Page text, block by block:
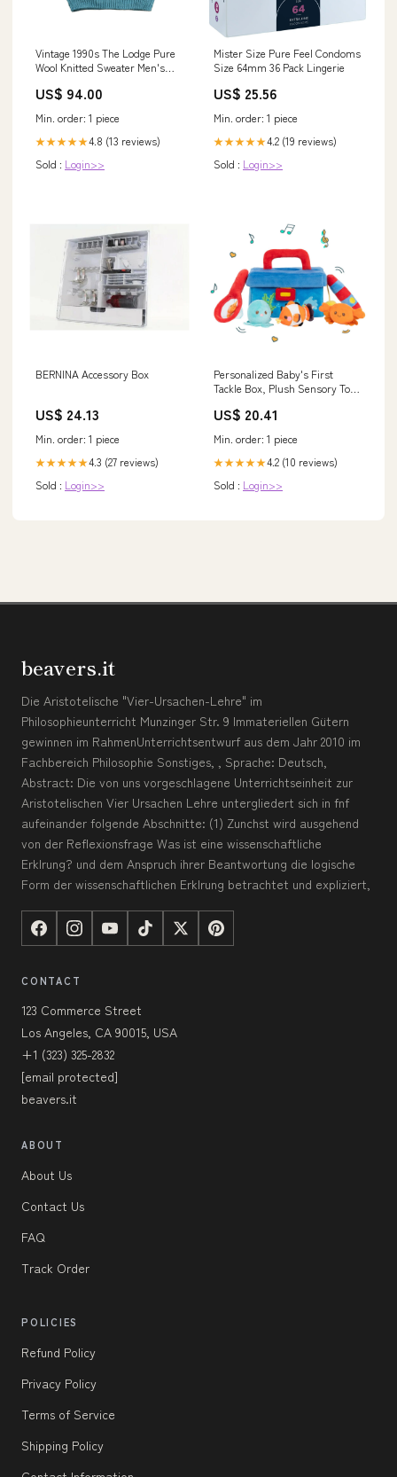
Vintage 1990s The Lodge Pure
Wool Knitted Sweater Men's
US$ 94.00
Min. order: 1 piece
★★★★★4.8 (13 reviews)
Sold : Login>>
Mister Size Pure Feel Condoms
Size 64mm 36 Pack Lingerie
US$ 25.56
Min. order: 1 piece
★★★★★4.2 (19 reviews)
Sold : Login>>
BERNINA Accessory Box
US$ 24.13
Min. order: 1 piece
★★★★★4.3 (27 reviews)
Sold : Login>>
Personalized Baby's First
Tackle Box, Plush Sensory Toy
US$ 20.41
Min. order: 1 piece
★★★★★4.2 (10 reviews)
Sold : Login>>
beavers.it
Die Aristotelische "Vier-Ursachen-Lehre" im
Philosophieunterricht Munzinger Str. 9 Immateriellen Gütern
gewinnen im RahmenUnterrichtsentwurf aus dem Jahr 2010 im
Fachbereich Philosophie Sonstiges, , Sprache: Deutsch,
Abstract: Die von uns vorgeschlagene Unterrichtseinheit zur
Aristotelischen Vier Ursachen Lehre untergliedert sich in fnf
aufeinander folgende Abschnitte: (1) Zunchst wird ausgehend
von der Reflexionsfrage Was ist eine wissenschaftliche
Erklrung? und dem Anspruch ihrer Beantwortung die logische
Form der wissenschaftlichen Erklrung betrachtet und expliziert,
CONTACT
123 Commerce Street
Los Angeles, CA 90015, USA
+1 (323) 325-2832
[email protected]
beavers.it
ABOUT
About Us
Contact Us
FAQ
Track Order
POLICIES
Refund Policy
Privacy Policy
Terms of Service
Shipping Policy